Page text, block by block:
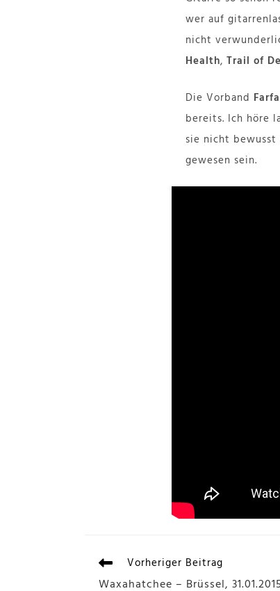
wer auf
nicht
Health, Trail of
Die Vorband
bereits. Ich höre
sie nicht bewusst
gewesen sein.
Vorheriger Beitrag
Waxahatchee – Brüssel,